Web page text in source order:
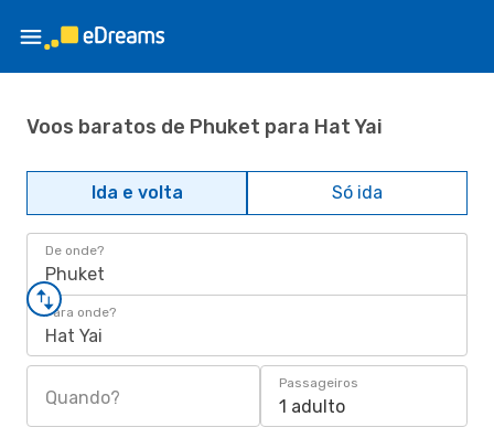
Voos baratos de Phuket para Hat Yai
Ida e volta Só ida
De onde?
Phuket
Para onde?
Hat Yai
Quando?
Passageiros
1 adulto